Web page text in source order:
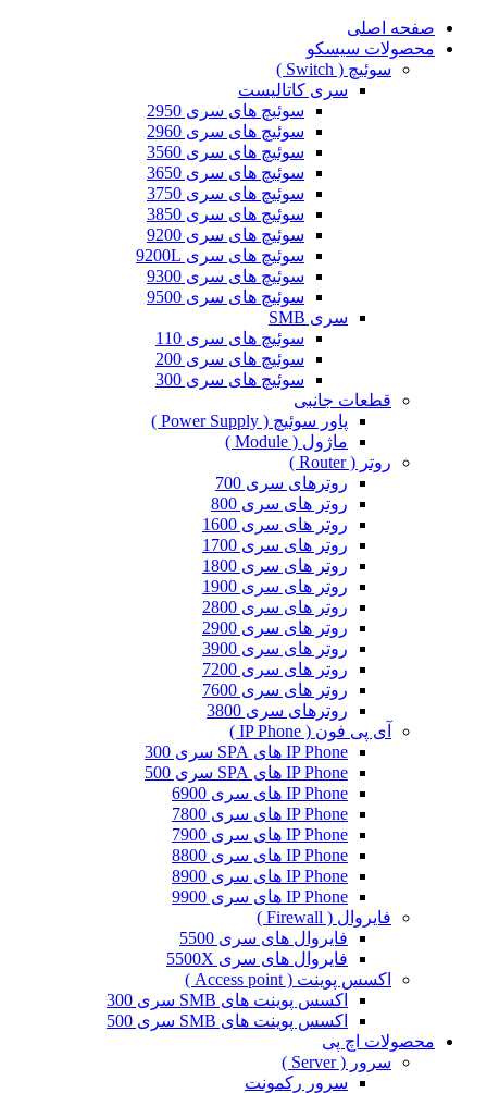
صفحه اصلی
محصولات سیسکو
سوئیچ ( Switch )
سری کاتالیست
سوئیچ های سری 2950
سوئیچ های سری 2960
سوئیچ های سری 3560
سوئیچ های سری 3650
سوئیچ های سری 3750
سوئیچ های سری 3850
سوئیچ های سری 9200
سوئیچ های سری 9200L
سوئیچ های سری 9300
سوئیچ های سری 9500
سری SMB
سوئیچ های سری 110
سوئیچ های سری 200
سوئیچ های سری 300
قطعات جانبی
پاور سوئیچ ( Power Supply )
ماژول ( Module )
روتر ( Router )
روترهای سری 700
روتر های سری 800
روتر های سری 1600
روتر های سری 1700
روتر های سری 1800
روتر های سری 1900
روتر های سری 2800
روتر های سری 2900
روتر های سری 3900
روتر های سری 7200
روتر های سری 7600
روترهای سری 3800
آی پی فون ( IP Phone )
IP Phone های SPA سری 300
IP Phone های SPA سری 500
IP Phone های سری 6900
IP Phone های سری 7800
IP Phone های سری 7900
IP Phone های سری 8800
IP Phone های سری 8900
IP Phone های سری 9900
فایروال ( Firewall )
فایروال های سری 5500
فایروال های سری 5500X
اکسس پوینت ( Access point )
اکسس پوینت های SMB سری 300
اکسس پوینت های SMB سری 500
محصولات اچ پی
سرور ( Server )
سرور رکمونت